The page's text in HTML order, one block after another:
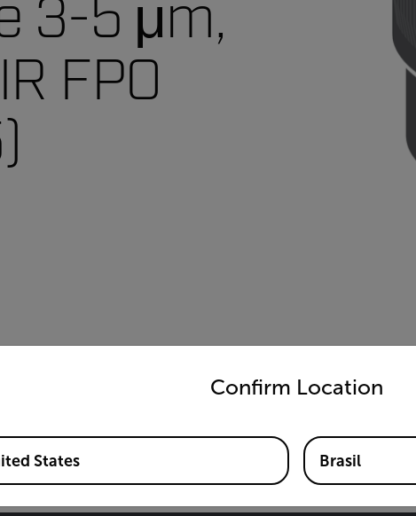
3-5 μm,
FPO
incluindo A67xx MWIR, A85xx MWIR, X68xx MWIR, X69xx
Confirm Location
preferred country and language from the options below to
Locations
States Brasil